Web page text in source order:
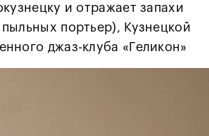
и отражает запахи
портьер), Кузнецкой
джаз-клуба «Геликон»